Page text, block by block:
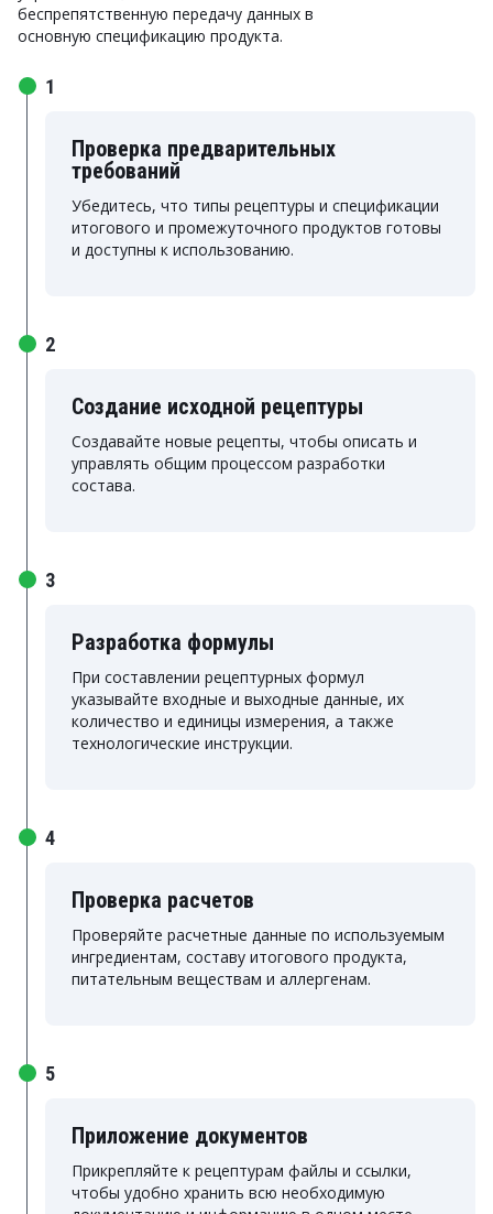
беспрепятственную передачу данных в
основную спецификацию продукта.
Проверка предварительных
требований
Убедитесь, что типы рецептуры и спецификации
итогового и промежуточного продуктов готовы
и доступны к использованию.
1
Создание исходной рецептуры
Создавайте новые рецепты, чтобы описать и
управлять общим процессом разработки
состава.
2
Разработка формулы
При составлении рецептурных формул
указывайте входные и выходные данные, их
количество и единицы измерения, а также
технологические инструкции.
3
Проверка расчетов
Проверяйте расчетные данные по используемым
ингредиентам, составу итогового продукта,
питательным веществам и аллергенам.
4
Приложение документов
Прикрепляйте к рецептурам файлы и ссылки,
чтобы удобно хранить всю необходимую
5